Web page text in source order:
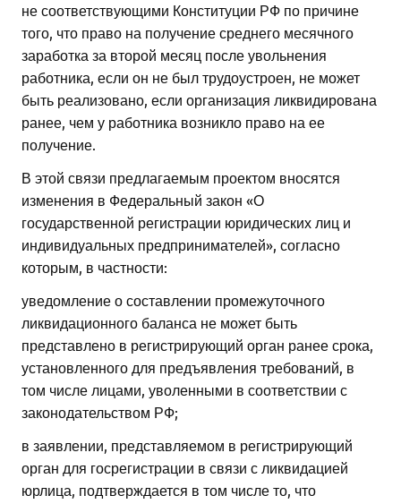
не соответствующими Конституции РФ по причине
того, что право на получение среднего месячного
заработка за второй месяц после увольнения
работника, если он не был трудоустроен, не может
быть реализовано, если организация ликвидирована
ранее, чем у работника возникло право на ее
получение.
В этой связи предлагаемым проектом вносятся
изменения в Федеральный закон «О
государственной регистрации юридических лиц и
индивидуальных предпринимателей», согласно
которым, в частности:
уведомление о составлении промежуточного
ликвидационного баланса не может быть
представлено в регистрирующий орган ранее срока,
установленного для предъявления требований, в
том числе лицами, уволенными в соответствии с
законодательством РФ;
в заявлении, представляемом в регистрирующий
орган для госрегистрации в связи с ликвидацией
юрлица, подтверждается в том числе то, что